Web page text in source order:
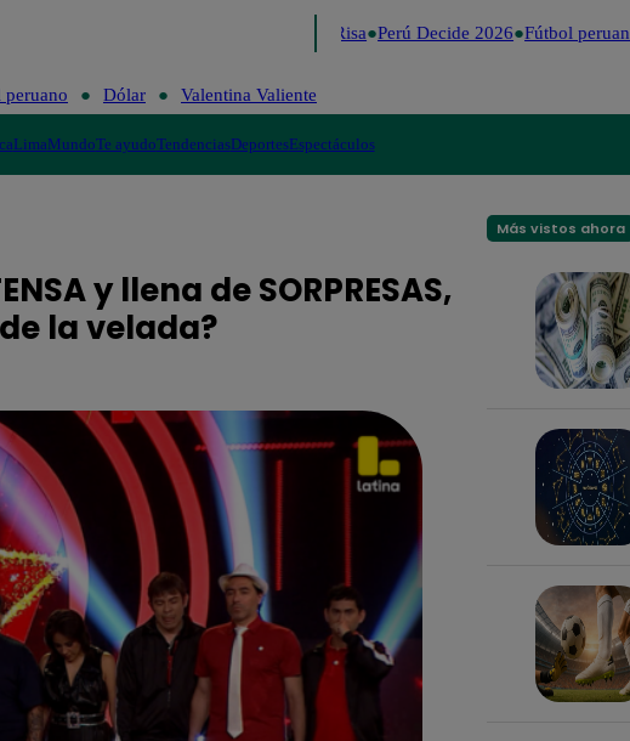
Me Caigo de Risa Perú Decide 2026 Fútbol peruano
peruano Dólar Valentina Valiente
LimaMundoTe ayudoTendenciasDeportesEspectáculos
y llena de SORPRESAS,
la velada?
Más vistos ahora